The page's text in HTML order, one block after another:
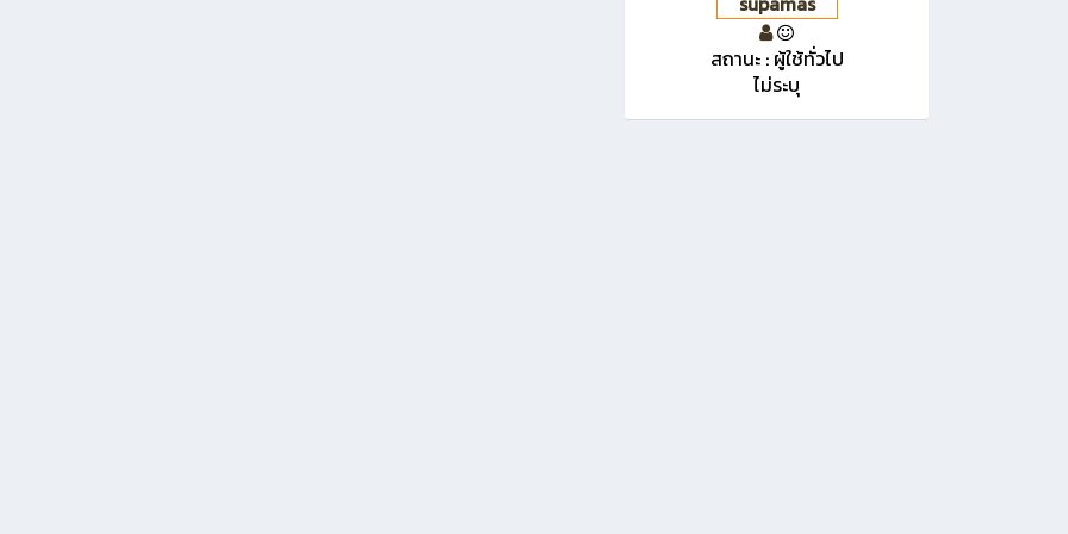
สถานะ : ผู้ใช้ทั่วไป
ไม่ระบุ